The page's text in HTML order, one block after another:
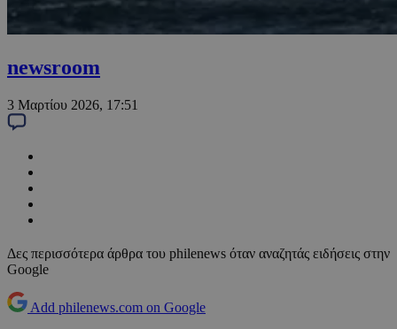
newsroom
3 Μαρτίου 2026, 17:51
Δες περισσότερα άρθρα του philenews όταν αναζητάς ειδήσεις στην
Google
Add philenews.com on Google